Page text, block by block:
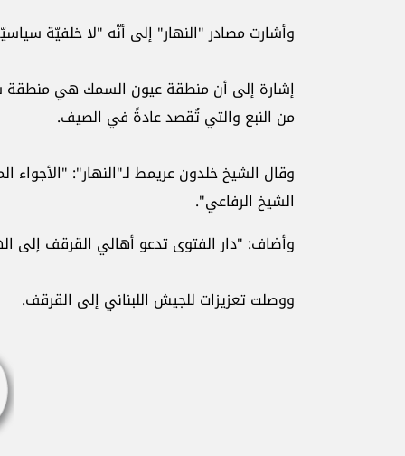
وأشارت مصادر "النهار" إلى أنّه "لا خلفيّة
إشارة إلى أن منطقة عيون السمك هي منطقة
من النبع والتي تُقصد عادةً في الصيف.
وقال الشيخ خلدون عريمط لـ"النهار": "الأجواء
الشيخ الرفاعي".
وأضاف: "دار الفتوى تدعو أهالي القرقف إلى
ووصلت تعزيزات للجيش اللبناني إلى القرقف.